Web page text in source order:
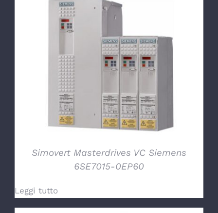
DETTAGLI
Simovert Masterdrives VC Siemens
6SE7015-0EP60
Leggi tutto